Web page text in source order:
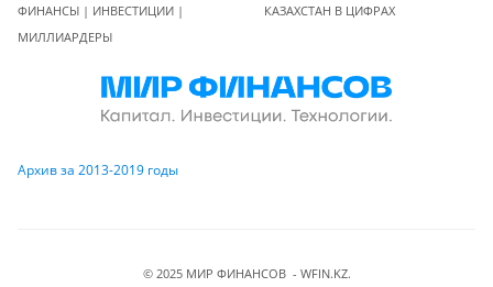
ФИНАНСЫ | ИНВЕСТИЦИИ |
МИЛЛИАРДЕРЫ
КАЗАХСТАН В ЦИФРАХ
Архив за 2013-2019 годы
© 2025 МИР ФИНАНСОВ - WFIN.KZ.